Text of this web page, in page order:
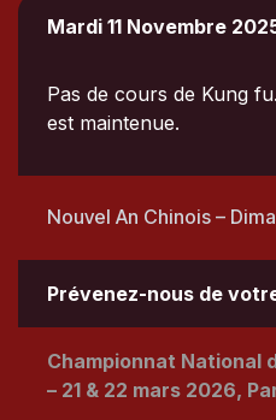
Mardi 11 Novembre
Pas de cours de Kung
est maintenue.
Nouvel An Chinois –
Prévenez-nous de
Championnat National
– 21 & 22 mars 2026,